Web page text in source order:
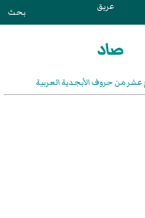
عريق بحث
صاد
عشر من حروف الأبجدية العربية